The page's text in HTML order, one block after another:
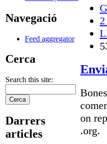
Navegació
Feed aggregator
Cerca
Search this site:
Darrers
articles
on
.org.